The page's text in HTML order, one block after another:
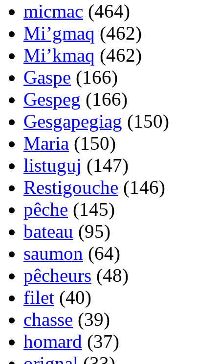
micmac (464)
Mi’gmaq (462)
Mi’kmaq (462)
Gaspe (166)
Gespeg (166)
Gesgapegiag (150)
Maria (150)
listuguj (147)
Restigouche (146)
pêche (145)
bateau (95)
saumon (64)
pêcheurs (48)
filet (40)
chasse (39)
homard (37)